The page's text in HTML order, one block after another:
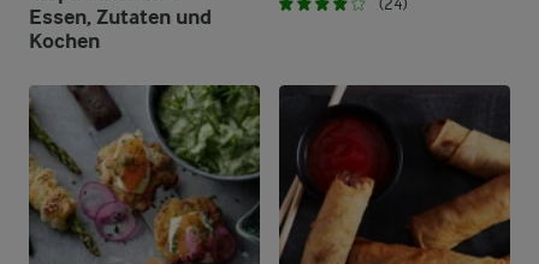
Essen, Zutaten und
Kochen